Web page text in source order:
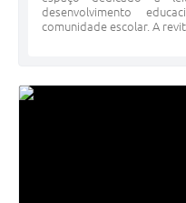
desenvolvimento
comunidade escolar. A